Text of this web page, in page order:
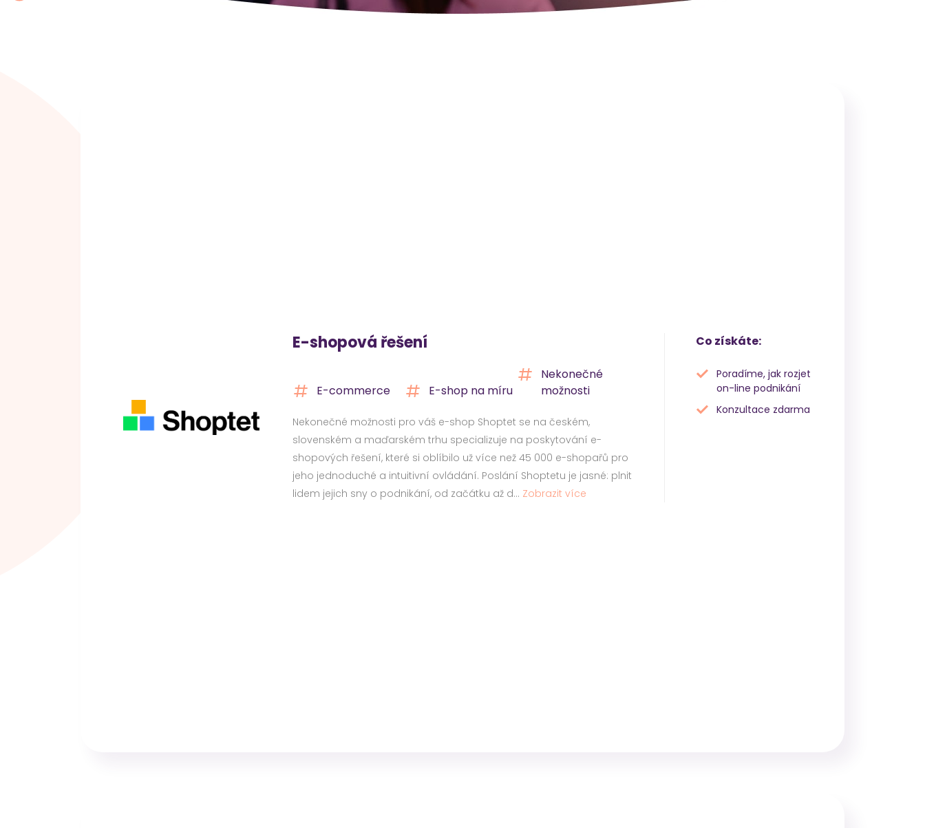
E-shopová řešení
E-commerce E-shop na míru
Nekonečné
možnosti
Nekonečné možnosti pro váš e-shop Shoptet se na českém,
slovenském a maďarském trhu specializuje na poskytování e-
shopových řešení, které si oblíbilo už více než 45 000 e-shopařů pro
jeho jednoduché a intuitivní ovládání. Poslání Shoptetu je jasné: plnit
lidem jejich sny o podnikání, od začátku až d... Zobrazit více
Co získáte:
Poradíme, jak rozjet
on-line podnikání
Konzultace zdarma